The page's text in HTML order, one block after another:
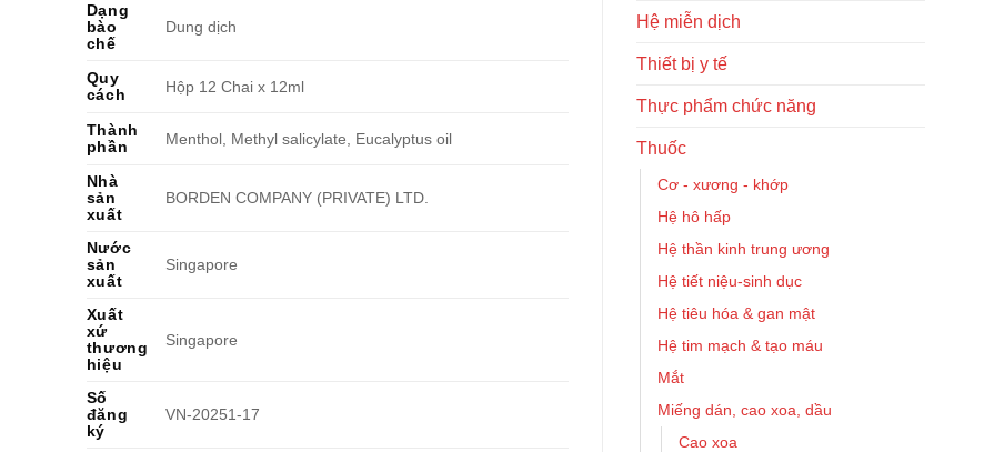
Hệ miễn dịch
Thiết bị y tế
Thực phẩm chức năng
Thuốc
Cơ - xương - khớp
Hệ hô hấp
Hệ thần kinh trung ương
Hệ tiết niệu-sinh dục
Hệ tiêu hóa & gan mật
Hệ tim mạch & tạo máu
Mắt
Miếng dán, cao xoa, dầu
Cao xoa
Dạng
bào
chế
Dung dịch
Quy
cách
Hộp 12 Chai x 12ml
Thành
phần
Menthol, Methyl salicylate, Eucalyptus oil
Nhà
sản
xuất
BORDEN COMPANY (PRIVATE) LTD.
Nước
sản
xuất
Singapore
Xuất
xứ
thương
hiệu
Singapore
Số
đăng
ký
VN-20251-17